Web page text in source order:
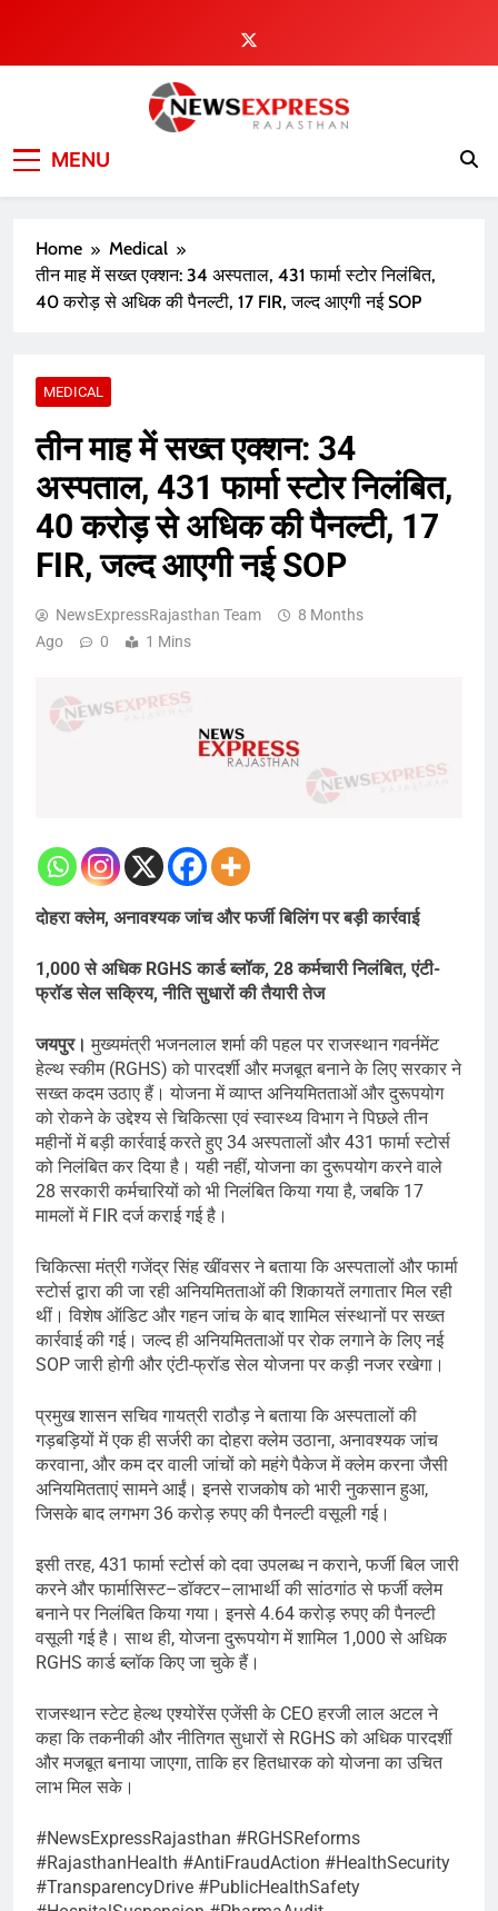
content
MENU
Home
Medical
तीन माह में सख्त एक्शन: 34 अस्पताल, 431 फार्मा स्टोर निलंबित,
40 करोड़ से अधिक की पैनल्टी, 17 FIR, जल्द आएगी नई SOP
MEDICAL
तीन माह में सख्त एक्शन: 34
अस्पताल, 431 फार्मा स्टोर निलंबित,
40 करोड़ से अधिक की पैनल्टी, 17
FIR, जल्द आएगी नई SOP
NewsExpressRajasthan Team
8 Months
Ago
0 1 Mins
दोहरा क्लेम, अनावश्यक जांच और फर्जी बिलिंग पर बड़ी कार्रवाई
1,000 से अधिक RGHS कार्ड ब्लॉक, 28 कर्मचारी निलंबित, एंटी-
फ्रॉड सेल सक्रिय, नीति सुधारों की तैयारी तेज
जयपुर।मुख्यमंत्री भजनलाल शर्मा की पहल पर राजस्थान गवर्नमेंट
हेल्थ स्कीम (RGHS) को पारदर्शी और मजबूत बनाने के लिए सरकार ने
सख्त कदम उठाए हैं। योजना में व्याप्त अनियमितताओं और दुरूपयोग
को रोकने के उद्देश्य से चिकित्सा एवं स्वास्थ्य विभाग ने पिछले तीन
महीनों में बड़ी कार्रवाई करते हुए 34 अस्पतालों और 431 फार्मा स्टोर्स
को निलंबित कर दिया है। यही नहीं, योजना का दुरूपयोग करने वाले
28 सरकारी कर्मचारियों को भी निलंबित किया गया है, जबकि 17
मामलों में FIR दर्ज कराई गई है।
चिकित्सा मंत्री गजेंद्र सिंह खींवसर ने बताया कि अस्पतालों और फार्मा
स्टोर्स द्वारा की जा रही अनियमितताओं की शिकायतें लगातार मिल रही
थीं। विशेष ऑडिट और गहन जांच के बाद शामिल संस्थानों पर सख्त
कार्रवाई की गई। जल्द ही अनियमितताओं पर रोक लगाने के लिए नई
SOP जारी होगी और एंटी-फ्रॉड सेल योजना पर कड़ी नजर रखेगा।
प्रमुख शासन सचिव गायत्री राठौड़ ने बताया कि अस्पतालों की
गड़बड़ियों में एक ही सर्जरी का दोहरा क्लेम उठाना, अनावश्यक जांच
करवाना, और कम दर वाली जांचों को महंगे पैकेज में क्लेम करना जैसी
अनियमितताएं सामने आईं। इनसे राजकोष को भारी नुकसान हुआ,
जिसके बाद लगभग 36 करोड़ रुपए की पैनल्टी वसूली गई।
इसी तरह, 431 फार्मा स्टोर्स को दवा उपलब्ध न कराने, फर्जी बिल जारी
करने और फार्मासिस्ट–डॉक्टर–लाभार्थी की सांठगांठ से फर्जी क्लेम
बनाने पर निलंबित किया गया। इनसे 4.64 करोड़ रुपए की पैनल्टी
वसूली गई है। साथ ही, योजना दुरूपयोग में शामिल 1,000 से अधिक
RGHS कार्ड ब्लॉक किए जा चुके हैं।
राजस्थान स्टेट हेल्थ एश्योरेंस एजेंसी के CEO हरजी लाल अटल ने
कहा कि तकनीकी और नीतिगत सुधारों से RGHS को अधिक पारदर्शी
और मजबूत बनाया जाएगा, ताकि हर हितधारक को योजना का उचित
लाभ मिल सके।
#NewsExpressRajasthan #RGHSReforms
#RajasthanHealth #AntiFraudAction #HealthSecurity
#TransparencyDrive #PublicHealthSafety